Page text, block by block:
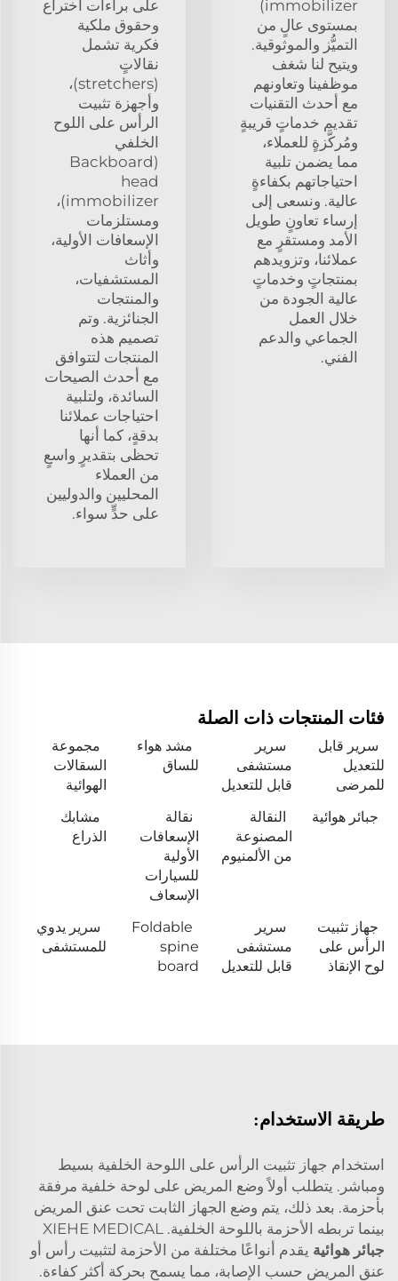
immobilizer)
بمستوى عالٍ من
التميُّز والموثوقية.
ويتيح لنا شغف
موظفينا وتعاونهم
مع أحدث التقنيات
تقديم خدماتٍ قريبةٍ
ومُركَّزةٍ للعملاء،
مما يضمن تلبية
احتياجاتهم بكفاءةٍ
عالية. ونسعى إلى
إرساء تعاونٍ طويل
الأمد ومستقرٍ مع
عملائنا، وتزويدهم
بمنتجاتٍ وخدماتٍ
عالية الجودة من
خلال العمل
الجماعي والدعم
الفني.
على براءات اختراع
وحقوق ملكية
فكرية تشمل
نقالاتٍ
(stretchers)،
وأجهزة تثبيت
الرأس على اللوح
الخلفي
(Backboard
head
immobilizer)،
ومستلزمات
الإسعافات الأولية،
وأثاث
المستشفيات،
والمنتجات
الجنائزية. وتم
تصميم هذه
المنتجات لتتوافق
مع أحدث الصيحات
السائدة، ولتلبية
احتياجات عملائنا
بدقةٍ، كما أنها
تحظى بتقديرٍ واسعٍ
من العملاء
المحليين والدوليين
على حدٍّ سواء.
فئات المنتجات ذات الصلة
سرير قابل
للتعديل
للمرضى
سرير
مستشفى
قابل للتعديل
مشد هواء
للساق
مجموعة
السقالات
الهوائية
جبائر هوائية
النقالة
المصنوعة
من الألمنيوم
نقالة
الإسعافات
الأولية
للسيارات
الإسعاف
مشابك
الذراع
جهاز تثبيت
الرأس على
لوح الإنقاذ
سرير
مستشفى
قابل للتعديل
Foldable
spine
board
سرير يدوي
للمستشفى
طريقة الاستخدام:
استخدام جهاز تثبيت الرأس على اللوحة الخلفية بسيط
ومباشر. يتطلب أولاً وضع المريض على لوحة خلفية مرفقة
بأحزمة. بعد ذلك، يتم وضع الجهاز الثابت تحت عنق المريض
بينما تربطه الأحزمة باللوحة الخلفية. XIEHE MEDICAL
جبائر هوائية يقدم أنواعًا مختلفة من الأحزمة لتثبيت رأس أو
عنق المريض حسب الإصابة، مما يسمح بحركة أكثر كفاءة.